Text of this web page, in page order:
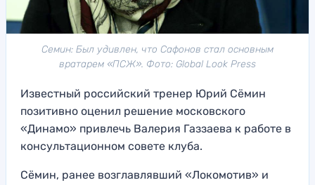
Семин: Был удивлен, что Сафонов стал основным
вратарем «ПСЖ». Фото: Global Look Press
Известный российский тренер Юрий Сёмин
позитивно оценил решение московского
«Динамо» привлечь Валерия Газзаева к работе в
консультационном совете клуба.
Сёмин, ранее возглавлявший «Локомотив» и